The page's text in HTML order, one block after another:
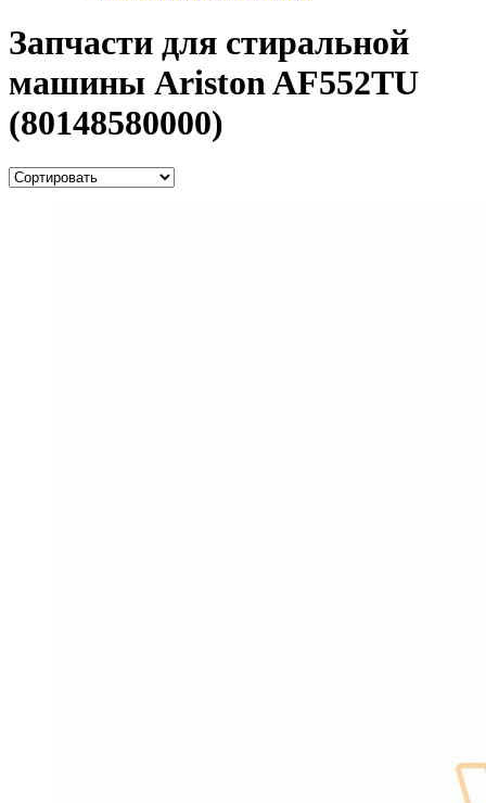
Запчасти для стиральной
машины Ariston AF552TU
(80148580000)